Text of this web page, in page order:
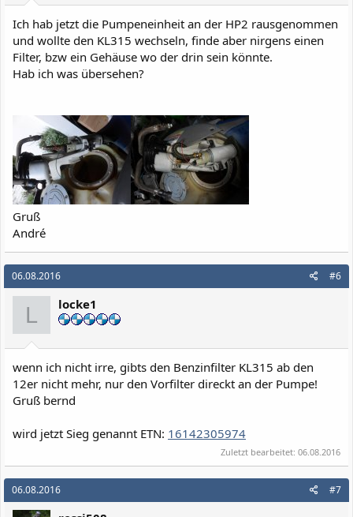
Ich hab jetzt die Pumpeneinheit an der HP2 rausgenommen
und wollte den KL315 wechseln, finde aber nirgens einen
Filter, bzw ein Gehäuse wo der drin sein könnte.
Hab ich was übersehen?
Gruß
André
06.08.2016 #6
L locke1
wenn ich nicht irre, gibts den Benzinfilter KL315 ab den
12er nicht mehr, nur den Vorfilter direckt an der Pumpe!
Gruß bernd
wird jetzt Sieg genannt ETN: 16142305974
Zuletzt bearbeitet: 06.08.2016
06.08.2016 #7